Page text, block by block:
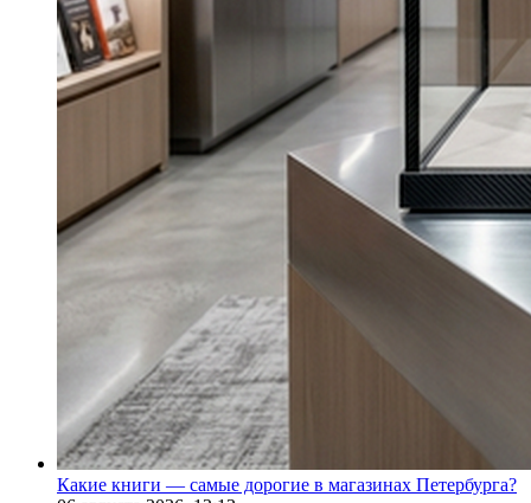
Какие книги — самые дорогие в магазинах Петербурга?